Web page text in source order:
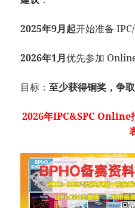
2025年9月起开始准备
2026年1月优先参加
目标：至少获得铜奖，争
2026年IPC&SPC Online